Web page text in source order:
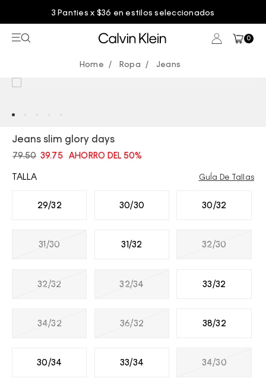
3 Panties x $36 en estilos seleccionados
0
Ropa Jeans
Jeans slim glory days
79.50 39.75 AHORRO DEL 50%
TALLA
29/32 30/30 30/32
31/30 31/32 32/30
32/32 32/34 33/32
34/32 36/32 38/32
30/34 33/34 34/30
GuÍa De Tallas